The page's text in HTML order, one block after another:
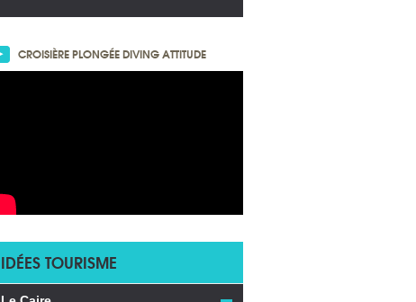
CROISIÈRE PLONGÉE DIVING ATTITUDE
IDÉES TOURISME